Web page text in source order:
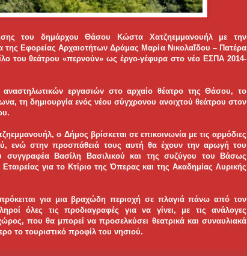
του δημάρχου Θάσου Κώστα Χατζηεμμανουήλ με την
της Εφορείας Αρχαιοτήτων Δράμας Μαρία Νικολαΐδου – Πατέρα
του θεάτρου «περνούν» ως έργο-γέφυρα στο νέο ΕΣΠΑ 2014-
αναστηλωτικών εργασιών στο αρχαίο θέατρο της Θάσου, το
τη δημιουργία ενός νέου σύγχρονου ανοιχτού θεάτρου στον
ο Δήμος βρίσκεται σε επικοινωνία με τις αρμόδιες
ενώ στην προσπάθειά τους αυτή θα έχουν την αρωγή του
συγγραφέα Βασίλη Βασιλικού και της συζύγου του Βάσως
για το Κτίριο της Όπερας και της Ακαδημίας Λυρικής
για μια βραχώδη περιοχή σε πλαγιά πάνω από τον
όλες τις προδιαγραφές για να γίνει, με τις ανάλογες
που θα μπορεί να προσελκύσει θεατρικά και συναυλιακά
το τουριστικό προφίλ του νησιού.